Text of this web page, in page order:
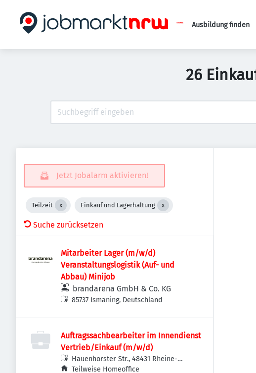
Ausbildung finden
26
Jetzt Jobalarm aktivieren!
Teilzeit Einkauf und Lagerhaltung
Suche zurücksetzen
Mitarbeiter Lager (m/w/d)
Veranstaltungslogistik (Auf- und
Abbau) Minijob
brandarena GmbH & Co. KG
85737 Ismaning, Deutschland
Auftragssachbearbeiter im Innendienst
Vertrieb/Einkauf (m/w/d)
Hauenhorster Str., 48431 Rheine-
Wadelheim, Deutschland
Teilweise Homeoffice